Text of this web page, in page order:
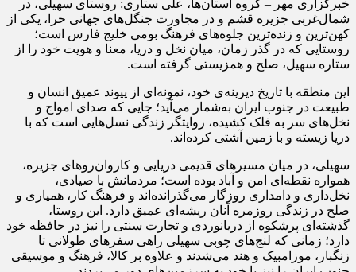
خبرگزاری مهر – گروه استان‌ها، علی ستاری: روستای سهیلی، در
شمال‌غربی جزیره قشم و در مجاورت جنگل‌های جهانی حرا ، یکی از
کهن‌ترین و زنده‌ترین جلوه‌های فرهنگ بومی خلیج فارس است؛
روستایی که در گذر زمان، میان نخل و دریا، معنا و هویت خود را از
ستاره سهیل، صلح و همزیستی گرفته است.
این منطقه با تاریخ دیرینه‌ی خود، نمونه‌ای از پیوند عمیق انسان و
طبیعت در جنوب ایران به‌شمار می‌آید؛ جایی که صدای امواج و
نخل‌های سر به فلک کشیده، روایتگر زندگی نسل‌هایی است که با
دریا زیسته و با زمین آشتی کرده‌اند.
سهیلی، در میان مسیرهای قدیمی دریایی و کاروان‌روهای جزیره،
همواره نقطه‌ای امن و آباد بوده است؛ مردمانش با صیادی،
نخل‌داری و دامداری روزگار می‌گذرانده‌اند و فرهنگ کار، همیاری و
صلح در زندگی روزمره آنان ریشه‌ای عمیق دارد. این روستا،
گذشته‌ای پرشکوه از دریانوردی و تجارت سنتی را نیز در حافظه خود
دارد؛ زمانی که لنج‌های چوبی سهیلی راهی سفرهای طولانی تا
زنگبار، موزامبیک و هند می‌شدند و علاوه بر کالا، فرهنگ و موسیقی